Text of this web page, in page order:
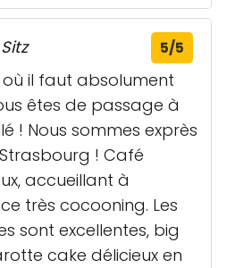
5/5
où il faut absolument
êtes de passage à
! Nous sommes exprès
! Café
accueillant à
très cocooning. Les
sont excellentes, big
cake délicieux en